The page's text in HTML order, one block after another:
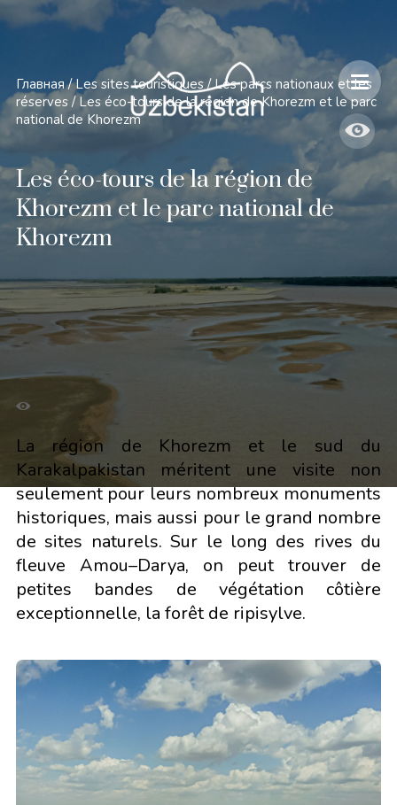
Главная / Les sites touristiques / Les parcs nationaux et les
réserves / Les éco-tours de la région de Khorezm et le parc
national de Khorezm
Les éco-tours de la région de
Khorezm et le parc national de
Khorezm
La région de Khorezm et le sud du
Karakalpakistan méritent une visite non
seulement pour leurs nombreux monuments
historiques, mais aussi pour le grand nombre
de sites naturels. Sur le long des rives du
fleuve Amou–Darya, on peut trouver de
petites bandes de végétation côtière
exceptionnelle, la forêt de ripisylve.